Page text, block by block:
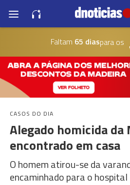
Faltam 65 diaspara os
CASOS DO DIA
Alegado homicida da
encontrado em casa
O homem atirou-se da
encaminhado para o hospital